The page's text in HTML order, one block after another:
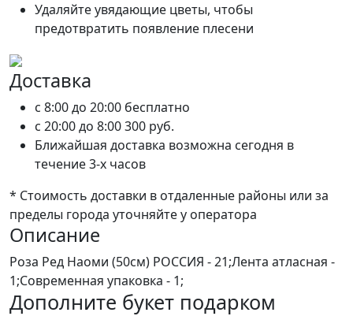
Удаляйте увядающие цветы, чтобы
предотвратить появление плесени
Доставка
c 8:00 до 20:00 бесплатно
c 20:00 до 8:00300 руб.
Ближайшая доставка возможна сегодня в
течение 3-х часов
* Стоимость доставки в отдаленные районы или за
пределы города уточняйте у оператора
Описание
Роза Ред Наоми (50см) РОССИЯ - 21;Лента атласная -
1;Современная упаковка - 1;
Дополните букет подарком